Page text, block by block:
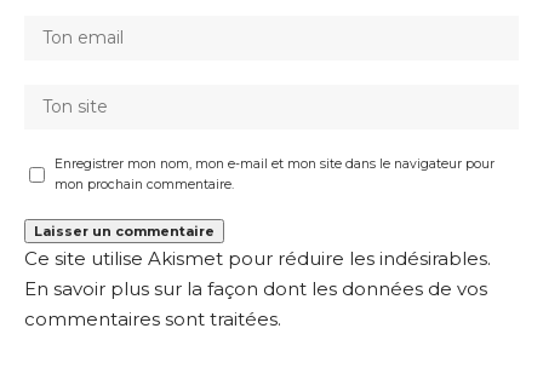
Enregistrer mon nom, mon e-mail et mon site dans le navigateur pour
mon prochain commentaire.
Ce site utilise Akismet pour réduire les indésirables.
En savoir plus sur la façon dont les données de vos
commentaires sont traitées.